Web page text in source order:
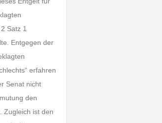
Satz 1
Entgegen der
erfahren
Senat nicht
den
Zugleich ist den